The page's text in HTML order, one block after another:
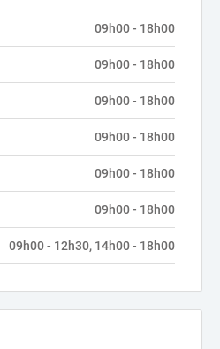
09h00 - 18h00
09h00 - 18h00
09h00 - 18h00
09h00 - 18h00
09h00 - 18h00
09h00 - 18h00
09h00 - 12h30, 14h00 - 18h00